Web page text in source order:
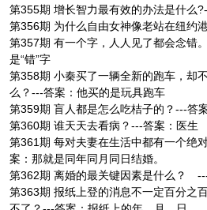
第355期 增长智力最有效的办法是什么
第356期 为什么自由女神像老站在纽约
第357期 有一个字，人人见了都会念错
是“错”字
第358期 小秦买了一辆全新的跑车，却
么？---答案：他买的是玩具跑车
第359期 盲人都是怎么吃桔子的？---答
第360期 谁天天去看病？---答案：医生
第361期 每对夫妻在生活中都有一个绝
案：那就是同年同月同日结婚。
第362期 离婚的最关键因素是什么？
第363期 报纸上登的消息不一定百分之